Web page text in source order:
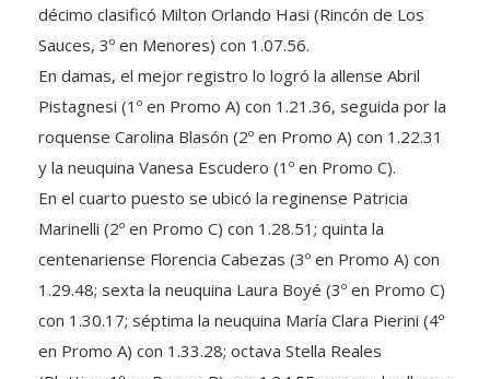
décimo clasificó Milton Orlando Hasi (Rincón de Los
Sauces, 3º en Menores) con 1.07.56.
En damas, el mejor registro lo logró la allense Abril
Pistagnesi (1º en Promo A) con 1.21.36, seguida por la
roquense Carolina Blasón (2º en Promo A) con 1.22.31
y la neuquina Vanesa Escudero (1º en Promo C).
En el cuarto puesto se ubicó la reginense Patricia
Marinelli (2º en Promo C) con 1.28.51; quinta la
centenariense Florencia Cabezas (3º en Promo A) con
1.29.48; sexta la neuquina Laura Boyé (3º en Promo C)
con 1.30.17; séptima la neuquina María Clara Pierini (4º
en Promo A) con 1.33.28; octava Stella Reales